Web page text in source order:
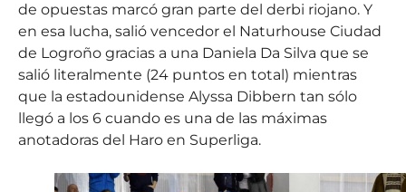
de opuestas marcó gran parte del derbi riojano. Y
en esa lucha, salió vencedor el Naturhouse Ciudad
de Logroño gracias a una Daniela Da Silva que se
salió literalmente (24 puntos en total) mientras
que la estadounidense Alyssa Dibbern tan sólo
llegó a los 6 cuando es una de las máximas
anotadoras del Haro en Superliga.